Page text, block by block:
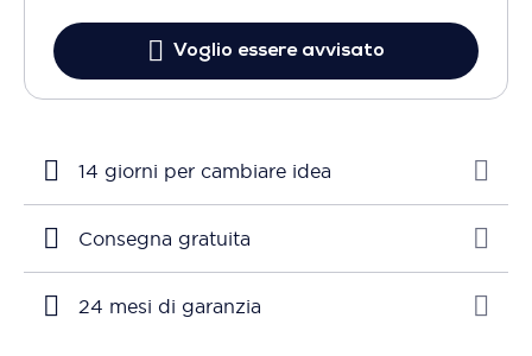
Voglio essere avvisato
14 giorni per cambiare idea
Consegna gratuita
24 mesi di garanzia